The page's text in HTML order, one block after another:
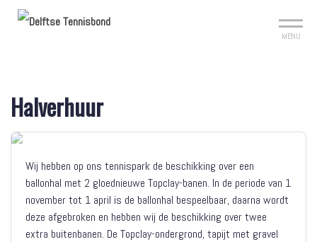
MENU
Halverhuur
Wij hebben op ons tennispark de beschikking over een
ballonhal met 2 gloednieuwe Topclay-banen. In de periode van 1
november tot 1 april is de ballonhal bespeelbaar, daarna wordt
deze afgebroken en hebben wij de beschikking over twee
extra buitenbanen. De Topclay-ondergrond, tapijt met gravel